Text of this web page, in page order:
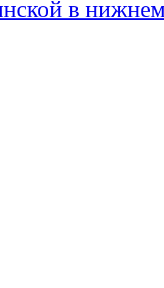
в